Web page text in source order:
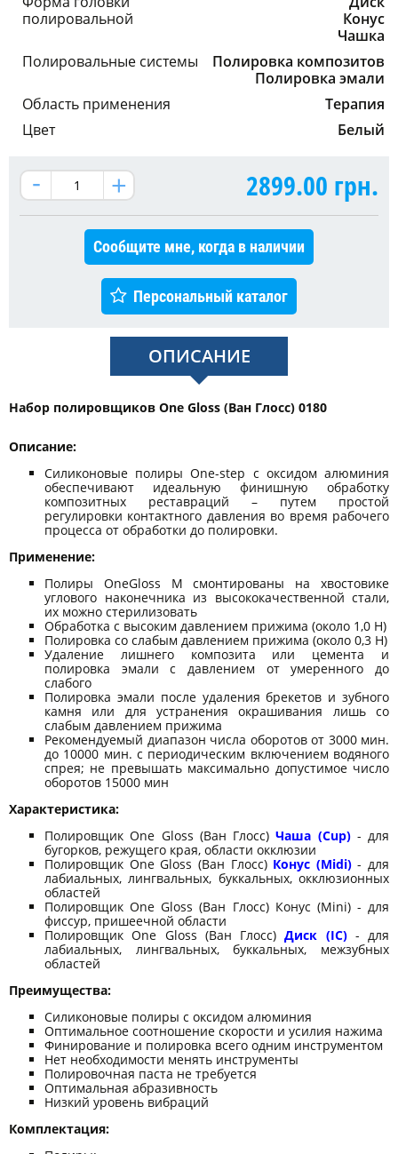
полировальной
Конус
Чашка
Полировальные системы
Полировка композитов
Полировка эмали
Область применения
Терапия
Цвет
Белый
2899.00 грн.
Сообщите мне, когда в наличии
Персональный каталог
ОПИСАНИЕ
Набор полировщиков One Gloss (Ван Глосс) 0180
Описание:
Силиконовые полиры One-step с оксидом алюминия
обеспечивают идеальную финишную обработку
композитных реставраций – путем простой
регулировки контактного давления во время рабочего
процесса от обработки до полировки.
Применение:
Полиры OneGloss M смонтированы на хвостовике
углового наконечника из высококачественной стали,
их можно стерилизовать
Обработка с высоким давлением прижима (около 1,0 Н)
Полировка со слабым давлением прижима (около 0,3 Н)
Удаление лишнего композита или цемента и
полировка эмали с давлением от умеренного до
слабого
Полировка эмали после удаления брекетов и зубного
камня или для устранения окрашивания лишь со
слабым давлением прижима
Рекомендуемый диапазон числа оборотов от 3000 мин.
до 10000 мин. с периодическим включением водяного
спрея; не превышать максимально допустимое число
оборотов 15000 мин
Характеристика:
Полировщик One Gloss (Ван Глосс)Чаша (Cup) - для
бугорков, режущего края, области окклюзии
Полировщик One Gloss (Ван Глосс) Конус (Midi)- для
лабиальных, лингвальных, буккальных, окклюзионных
областей
Полировщик One Gloss (Ван Глосс) Конус (Mini) - для
фиссур, пришеечной области
Полировщик One Gloss (Ван Глосс)Диск (IC)- для
лабиальных, лингвальных, буккальных, межзубных
областей
Преимущества:
Силиконовые полиры с оксидом алюминия
Оптимальное соотношение скорости и усилия нажима
Финирование и полировка всего одним инструментом
Нет необходимости менять инструменты
Полировочная паста не требуется
Оптимальная абразивность
Низкий уровень вибраций
Комплектация: